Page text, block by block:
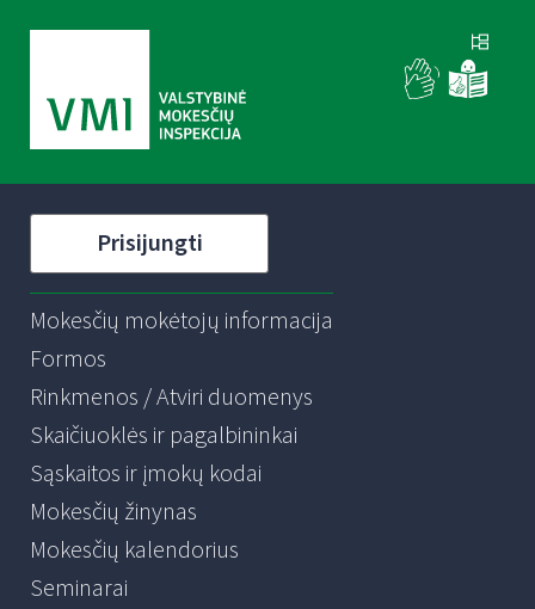
Prisijungti
Mokesčių mokėtojų informacija
Formos
Rinkmenos / Atviri duomenys
Skaičiuoklės ir pagalbininkai
Sąskaitos ir įmokų kodai
Mokesčių žinynas
Mokesčių kalendorius
Seminarai